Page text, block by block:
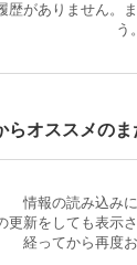
歴がありません。
う。
らオススメの
情報の読み込み
更新をしても表示
経ってから再度